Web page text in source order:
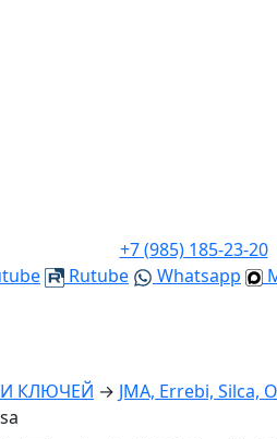
+7 (985) 185-23-20
Rutube Whatsapp
КЛЮЧЕЙ → JMA, Errebi, Silca,